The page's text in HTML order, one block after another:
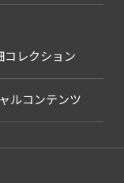
コレクション
ルコンテンツ